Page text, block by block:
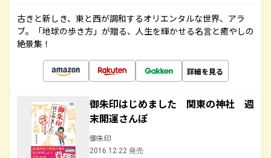
古きと新しき、東と西が調和するオリエンタルな世界、アラ
ブ。「地球の歩き方」が贈る、人生を輝かせる名言と癒やしの
絶景集！
詳細を見る
御朱印はじめました 関東の神社 週
末開運さんぽ
御朱印
2016.12.22 発売